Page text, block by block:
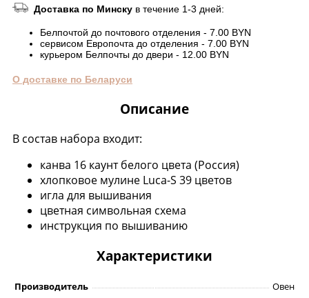
Доставка по Минску в течение 1-3 дней:
Белпочтой до почтового отделения - 7.00 BYN
сервисом Европочта до отделения - 7.00 BYN
курьером Белпочты до двери - 12.00 BYN
О доставке по Беларуси
Описание
В состав набора входит:
канва 16 каунт белого цвета (Россия)
хлопковое мулине Luca-S 39 цветов
игла для вышивания
цветная символьная схема
инструкция по вышиванию
Характеристики
Производитель Овен